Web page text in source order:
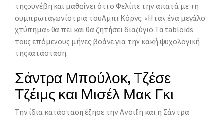
τηςσυνέβη και μαθαίνει ότι ο Φελίπε την απατά με τη
συμπρωταγωνίστριά τουΑμπι Κόρνς. «Ηταν ένα μεγάλο
χτύπημα» θα πει και θα ζητήσει διαζύγιο.Τα tabloids
τους επόμενους μήνες βοάνε για την κακή ψυχολογική
τηςκατάσταση.
Σάντρα Μπούλοκ, Τζέσε
Τζέιμς και Μισέλ Μακ Γκι
Την ίδια κατάσταση έζησε την Ανοιξη και η Σάντρα